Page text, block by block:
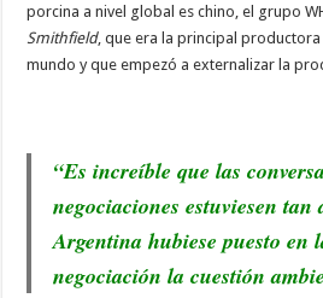
porcina a nivel global es chino, el grupo
Smithfield, que era la principal
mundo y que empezó a externalizar la
“Es increíble que las
negociaciones estuviesen tan
Argentina hubiese puesto en
negociación la cuestión